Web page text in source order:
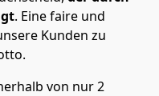
. Eine faire und
Kunden zu
von nur 2